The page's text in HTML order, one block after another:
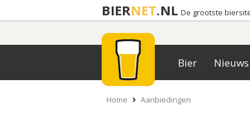
BIERNET.NL De grootste
Bier
Home Aanbiedingen